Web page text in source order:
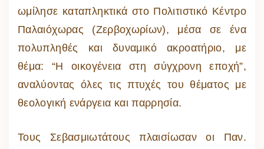
ωμίλησε καταπληκτικά στο Πολιτιστικό Κέντρο
Παλαιόχωρας (Ζερβοχωρίων), μέσα σε ένα
πολυπληθές και δυναμικό ακροατήριο, με
θέμα: “Η οικογένεια στη σύγχρονη εποχή”,
αναλύοντας όλες τις πτυχές του θέματος με
θεολογική ενάργεια και παρρησία.
Τους Σεβασμιωτάτους πλαισίωσαν οι Παν.